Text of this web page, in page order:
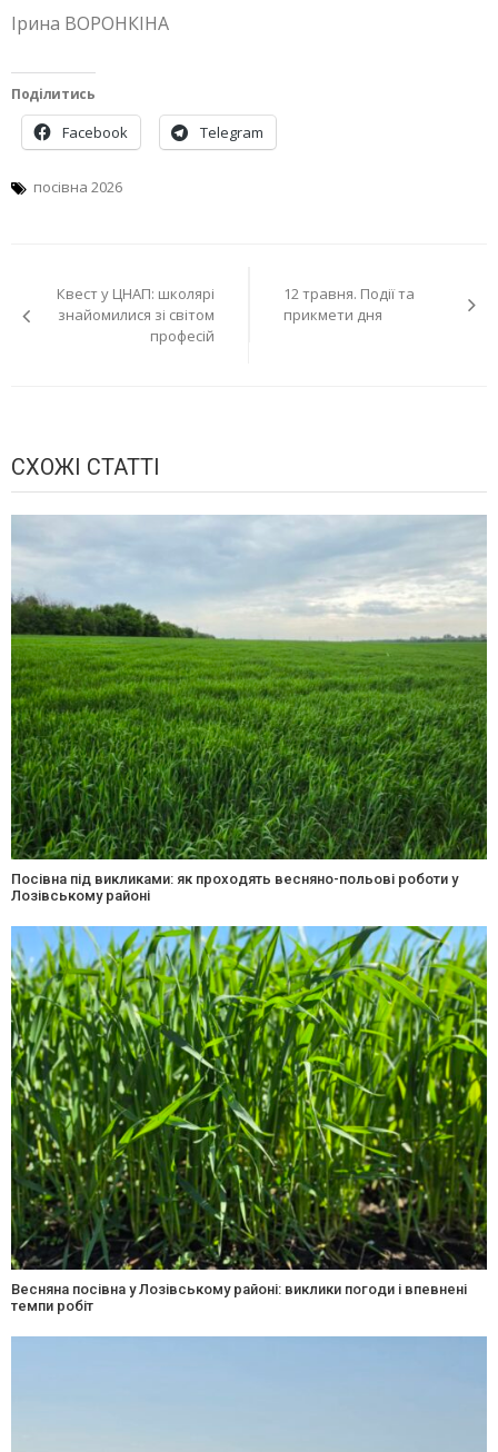
Ірина ВОРОНКІНА
Поділитись
Facebook Telegram
посівна 2026
записів
Квест у ЦНАП: школярі
знайомилися зі світом
професій
12 травня. Події та
прикмети дня
СХОЖІ СТАТТІ
Посівна під викликами: як проходять весняно-польові роботи у
Лозівському районі
Весняна посівна у Лозівському районі: виклики погоди і впевнені
темпи робіт